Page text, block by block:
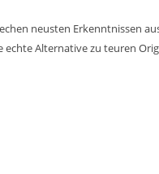
neusten Erkenntnissen
echte Alternative zu teuren